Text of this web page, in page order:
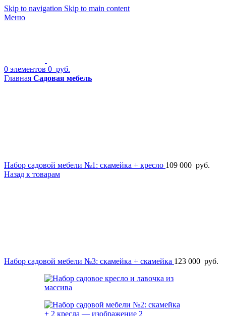
Skip to navigation Skip to main content
Меню
0 элементов 0 руб.
Главная Садовая мебель
Набор садовой мебели №1: скамейка + кресло 109 000 руб.
Назад к товарам
Набор садовой мебели №3: скамейка + скамейка 123 000 руб.